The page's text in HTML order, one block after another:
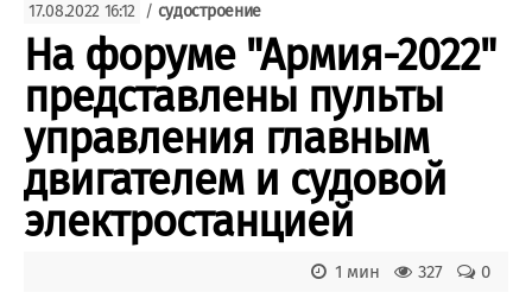
Судоходство
Судоремонт
События
Пресс-релизы
Порты
Рыболовство
ВМФ
Образование
Яхты и катера
Еще
Судостроение
Доска объявлений
17.08.2022 16:12 / судостроение
На форуме "Армия-2022"
представлены пульты
управления главным
двигателем и судовой
электростанцией
0
327
1 мин